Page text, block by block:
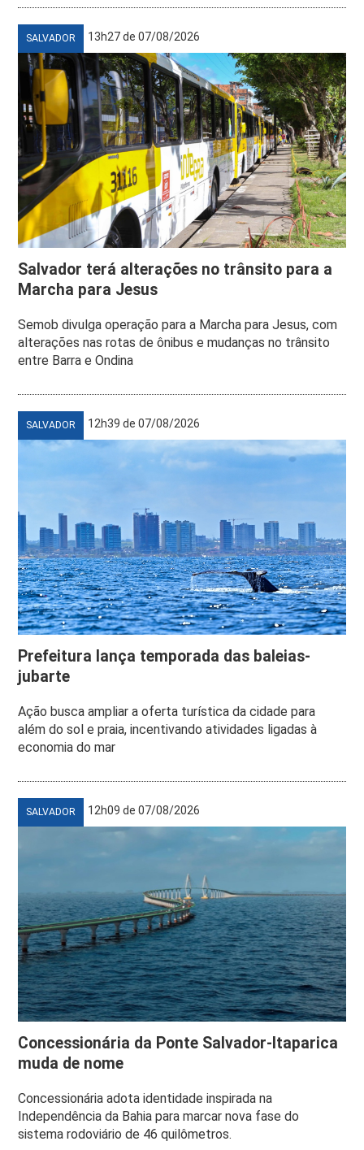
SALVADOR 13h27 de 07/08/2026
Salvador terá alterações no trânsito para a
Marcha para Jesus
Semob divulga operação para a Marcha para Jesus, com
alterações nas rotas de ônibus e mudanças no trânsito
entre Barra e Ondina
SALVADOR 12h39 de 07/08/2026
Prefeitura lança temporada das baleias-
jubarte
Ação busca ampliar a oferta turística da cidade para
além do sol e praia, incentivando atividades ligadas à
economia do mar
SALVADOR 12h09 de 07/08/2026
Concessionária da Ponte Salvador-Itaparica
muda de nome
Concessionária adota identidade inspirada na
Independência da Bahia para marcar nova fase do
sistema rodoviário de 46 quilômetros.